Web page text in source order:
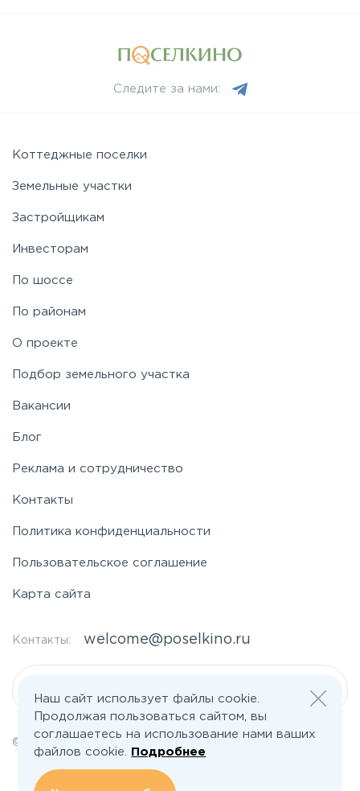
Следите за нами:
Коттеджные поселки
Земельные участки
Застройщикам
Инвесторам
По шоссе
По районам
О проекте
Подбор земельного участка
Вакансии
Блог
Реклама и сотрудничество
Контакты
Политика конфиденциальности
Пользовательское соглашение
Карта сайта
Контакты: welcome@poselkino.ru
© 2026 Все права защищены | poselkino.ru
ИП Маслов Дмитрий Валерьевич
ИНН 503406273833
+79647266008
Наш сайт использует файлы cookie.
Продолжая пользоваться сайтом, вы
соглашаетесь на использование нами ваших
файлов cookie.
Подробнее